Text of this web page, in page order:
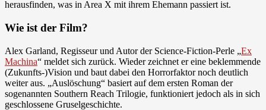
herausfinden, was in Area X mit ihrem Ehemann passiert ist.
Wie ist der Film?
Alex Garland, Regisseur und Autor der Science-Fiction-Perle „Ex
Machina“ meldet sich zurück. Wieder zeichnet er eine beklemmende
(Zukunfts-)Vision und baut dabei den Horrorfaktor noch deutlich
weiter aus. „Auslöschung“ basiert auf dem ersten Roman der
sogenannten Southern Reach Trilogie, funktioniert jedoch als in sich
geschlossene Gruselgeschichte.